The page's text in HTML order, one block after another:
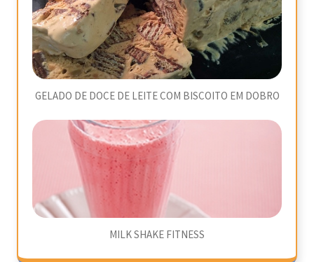
GELADO DE DOCE DE LEITE COM BISCOITO EM DOBRO
MILK SHAKE FITNESS